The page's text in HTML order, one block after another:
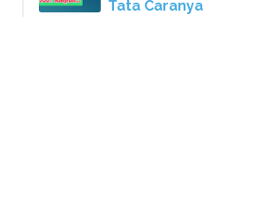
Tata Caranya